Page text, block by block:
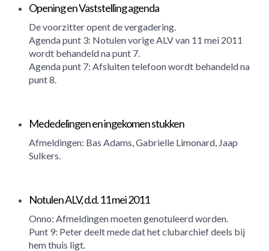
Opening en Vaststelling agenda
De voorzitter opent de vergadering.
Agenda punt 3: Notulen vorige ALV van 11 mei 2011
wordt behandeld na punt 7.
Agenda punt 7: Afsluiten telefoon wordt behandeld na
punt 8.
Mededelingen en ingekomen stukken
Afmeldingen: Bas Adams, Gabrielle Limonard, Jaap
Sulkers.
Notulen ALV, d.d. 11 mei 2011
Onno: Afmeldingen moeten genotuleerd worden.
Punt 9: Peter deelt mede dat het clubarchief deels bij
hem thuis ligt.